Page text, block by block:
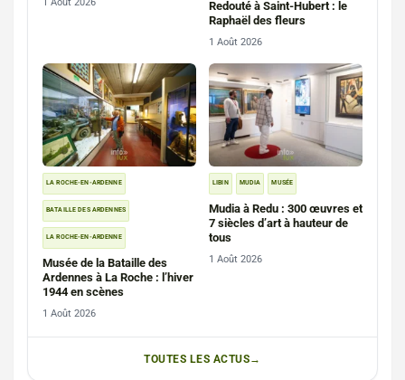
Redouté à Saint-Hubert : le
Raphaël des fleurs
1 Août 2026
LA ROCHE-EN-ARDENNE
BATAILLE DES ARDENNES
LA ROCHE-EN-ARDENNE
Musée de la Bataille des
Ardennes à La Roche : l’hiver
1944 en scènes
1 Août 2026
LIBIN MUDIA MUSÉE
Mudia à Redu : 300 œuvres et
7 siècles d’art à hauteur de
tous
1 Août 2026
TOUTES LES ACTUS